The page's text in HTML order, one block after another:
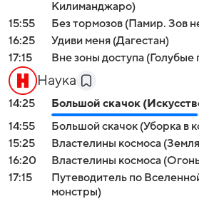
Килиманджаро)
15:55
Без тормозов (Памир. Зов
16:25
Удиви меня (Дагестан)
17:15
Вне зоны доступа (Голубые
Наука
14:25
Большой скачок
14:55
Большой скачок (Уборка в
15:25
Властелины космоса
16:20
Властелины космоса
17:15
Путеводитель по
монстры)